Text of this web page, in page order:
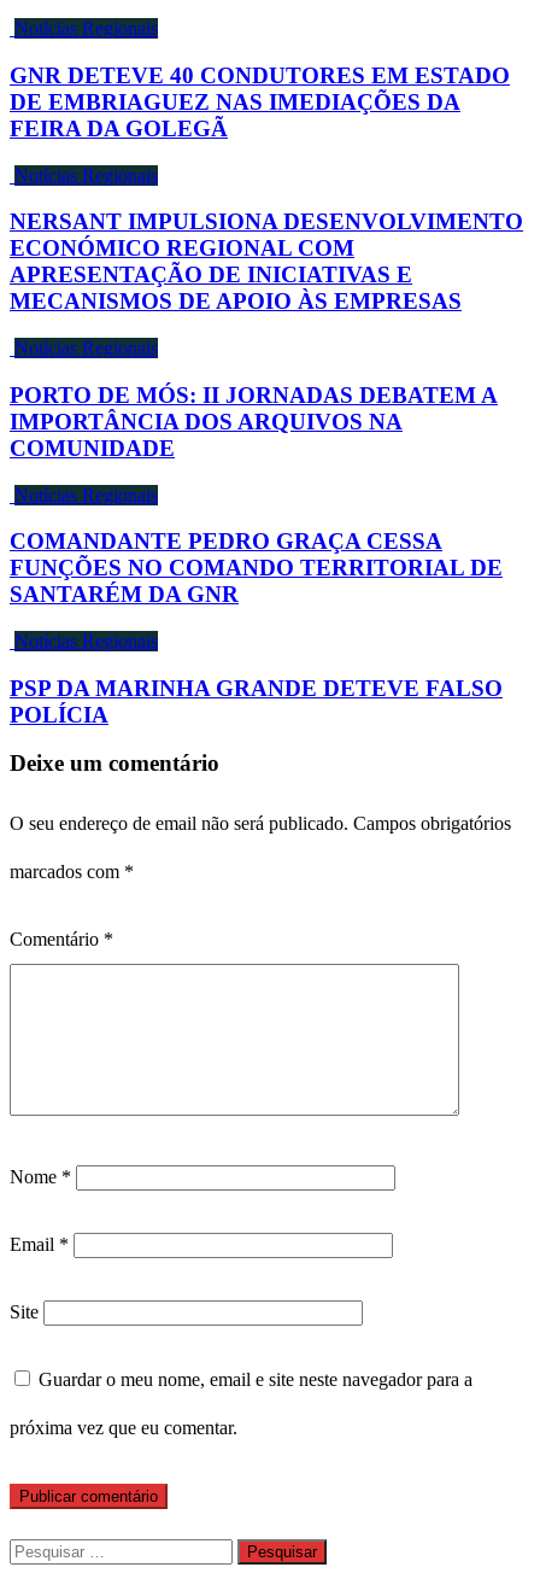
Notícias Regionais
GNR DETEVE 40 CONDUTORES EM ESTADO
DE EMBRIAGUEZ NAS IMEDIAÇÕES DA
FEIRA DA GOLEGÃ
Notícias Regionais
NERSANT IMPULSIONA DESENVOLVIMENTO
ECONÓMICO REGIONAL COM
APRESENTAÇÃO DE INICIATIVAS E
MECANISMOS DE APOIO ÀS EMPRESAS
Notícias Regionais
PORTO DE MÓS: II JORNADAS DEBATEM A
IMPORTÂNCIA DOS ARQUIVOS NA
COMUNIDADE
Notícias Regionais
COMANDANTE PEDRO GRAÇA CESSA
FUNÇÕES NO COMANDO TERRITORIAL DE
SANTARÉM DA GNR
Notícias Regionais
PSP DA MARINHA GRANDE DETEVE FALSO
POLÍCIA
Deixe um comentário
O seu endereço de email não será publicado. Campos obrigatórios
marcados com *
Comentário *
Nome *
Email *
Site
Guardar o meu nome, email e site neste navegador para a
próxima vez que eu comentar.
Pesquisar